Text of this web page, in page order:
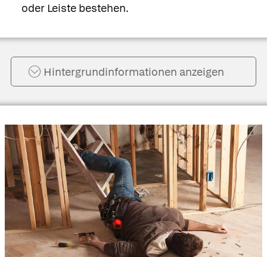
oder Leiste bestehen.
Hintergrund­informationen anzeigen